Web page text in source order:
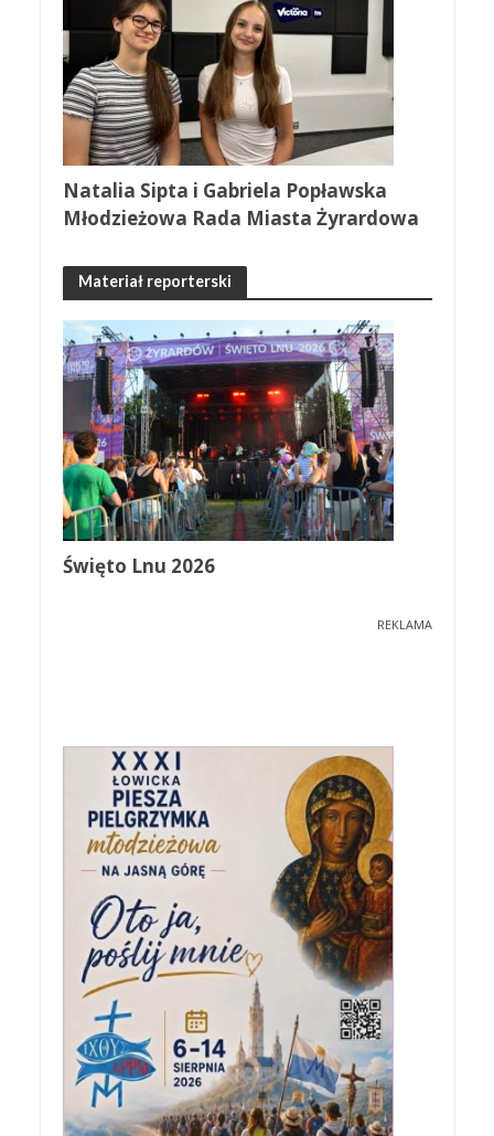
Natalia Sipta i Gabriela Popławska
Młodzieżowa Rada Miasta Żyrardowa
Materiał reporterski
Święto Lnu 2026
REKLAMA